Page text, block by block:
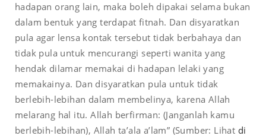
hadapan orang lain, maka boleh dipakai selama bukan
dalam bentuk yang terdapat fitnah. Dan disyaratkan
pula agar lensa kontak tersebut tidak berbahaya dan
tidak pula untuk mencurangi seperti wanita yang
hendak dilamar memakai di hadapan lelaki yang
memakainya. Dan disyaratkan pula untuk tidak
berlebih-lebihan dalam membelinya, karena Allah
melarang hal itu. Allah berfirman: (Janganlah kamu
berlebih-lebihan), Allah ta’ala a’lam” (Sumber: Lihat di